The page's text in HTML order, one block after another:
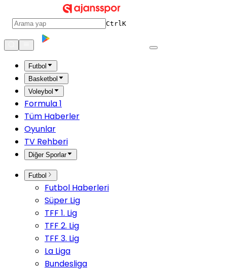
CtrlK
Futbol
Basketbol
Voleybol
Formula 1
Tüm Haberler
Oyunlar
TV Rehberi
Diğer Sporlar
Futbol
Futbol Haberleri
Süper Lig
TFF 1. Lig
TFF 2. Lig
TFF 3. Lig
La Liga
Bundesliga